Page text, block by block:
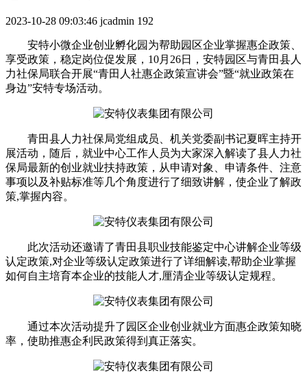
2023-10-28 09:03:46 jcadmin 192
安特小微企业创业孵化园为帮助园区企业掌握惠企政策、
享受政策，稳定岗位促发展，10月26日，安特园区与青田县人
力社保局联合开展“青田人社惠企政策宣讲会”暨“就业政策在
身边”安特专场活动。
青田县人力社保局党组成员、机关党委副书记夏晖主持开
展活动，随后，就业中心工作人员为大家深入解读了县人力社
保局最新的创业就业扶持政策，从申请对象、申请条件、注意
事项以及补贴标准等几个角度进行了细致讲解，使企业了解政
策,掌握内容。
此次活动还邀请了青田县职业技能鉴定中心讲解企业等级
认定政策,对企业等级认定政策进行了详细解读,帮助企业掌握
如何自主培育本企业的技能人才,厘清企业等级认定规程。
通过本次活动提升了园区企业创业就业方面惠企政策知晓
率，使助推惠企利民政策得到真正落实。